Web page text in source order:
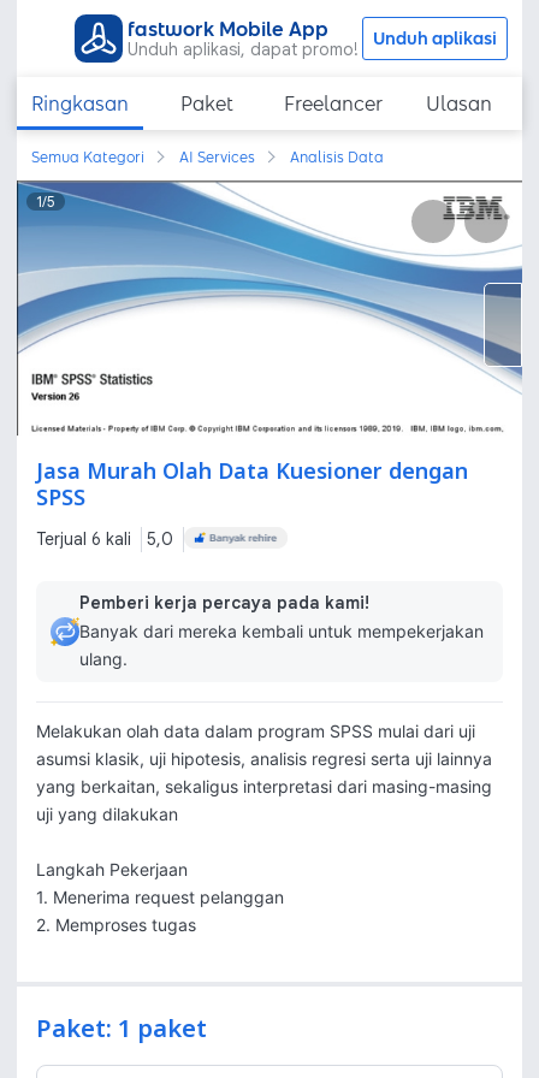
fastwork Mobile App
Unduh aplikasi, dapat promo! Unduh aplikasi
Ringkasan Paket Freelancer Ulasan
Semua Kategori AI Services Analisis Data
1/5
Jasa Murah Olah Data Kuesioner dengan
SPSS
Terjual 6 kali 5,0
Pemberi kerja percaya pada kami!
Banyak dari mereka kembali untuk mempekerjakan
ulang.
Melakukan olah data dalam program SPSS mulai dari uji
asumsi klasik, uji hipotesis, analisis regresi serta uji lainnya
yang berkaitan, sekaligus interpretasi dari masing-masing
uji yang dilakukan
Langkah Pekerjaan
1. Menerima request pelanggan
2. Memproses tugas
Paket: 1 paket